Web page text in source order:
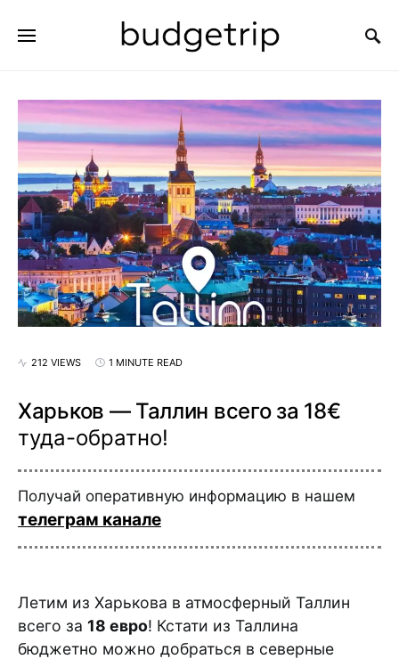
212 VIEWS 1 MINUTE READ
Харьков — Таллин всего за 18€
туда-обратно!
Получай оперативную информацию в нашем
телеграм канале
Летим из Харькова в атмосферный Таллин
всего за 18 евро! Кстати из Таллина
бюджетно можно добраться в северные